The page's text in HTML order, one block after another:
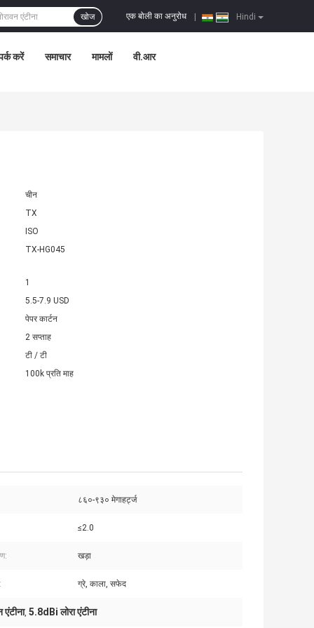
Hindi
एक बोली का अनुरोध
खोज
करें समाचार मामलों वी.आर
चीन
TX
ISO
TX-HG045
1
5.5-7.9 USD
पेपर कार्टन
2 सप्ताह
टी / टी
100k प्रति माह
८६०-९३० मेगाहर्ट्ज
≤2.0
खड़ा
ग्रे, काला, सफेद
एंटीना, 5.8dBi लोरा एंटीना